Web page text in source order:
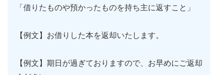
「借りたものや預かったものを持ち主に返すこと」
【例文】お借りした本を返却いたします。
【例文】期日が過ぎておりますので、お早めにご返却